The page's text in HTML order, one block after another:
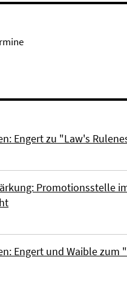
Engert zu "Law's
Promotionsstelle
Engert und Waible zum